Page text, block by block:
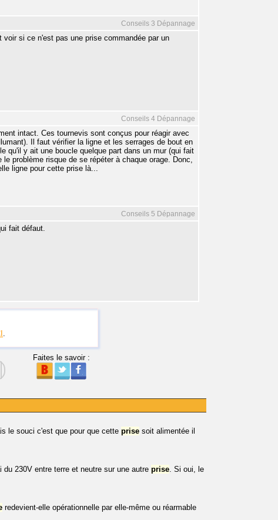
Conseils 3 Dépannage
voir si ce n'est pas une prise commandée par un
Conseils 4 Dépannage
intact. Ces tournevis sont conçus pour réagir avec
Il faut vérifier la ligne et les serrages de bout en
qu'il y ait une boucle quelque part dans un mur (qui fait
problème risque de se répéter à chaque orage. Donc,
ligne pour cette prise là...
Conseils 5 Dépannage
fait défaut.
.
Faites le savoir :
le souci c'est que pour que cette prise soit alimentée il
du 230V entre terre et neutre sur une autre prise. Si oui, le
redevient-elle opérationnelle par elle-même ou réarmable